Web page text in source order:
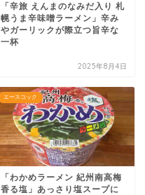
「辛旅 えんまのなみだ入り 札
幌うま辛味噌ラーメン」辛み
やガーリックが際立つ旨辛な
一杯
2025年8月4日
エースコック
「わかめラーメン 紀州南高梅
香る塩」あっさり塩スープに